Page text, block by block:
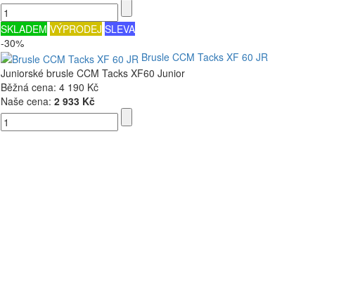
SKLADEM VÝPRODEJ SLEVA
-30%
Brusle CCM Tacks XF 60 JR
Juniorské brusle CCM Tacks XF60 Junior
Běžná cena:4 190 Kč
Naše cena:2 933 Kč